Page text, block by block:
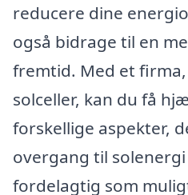
reducere dine
også bidrage til en
fremtid. Med et
solceller, kan du få
forskellige aspekter,
overgang til
fordelagtig som